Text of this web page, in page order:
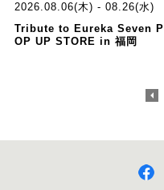
2026.08.06(木) - 08.26(水)
Tribute to Eureka Seven P
OP UP STORE in 福岡